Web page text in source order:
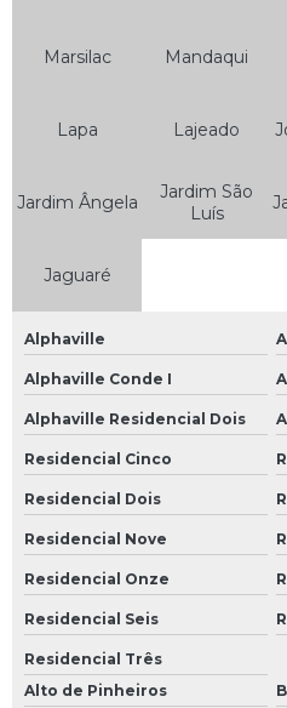
Bateria Moto 150
Bateria Moto 6 Amperes
Bateria Moto 6ah
Bateria Moto Heliar
Bateria Moura de Moto
Bateria Moura para Moto
Bateria para Moto
Bateria para Moto Moura
Baterias Moura
Bateria de Carro Moura
Bateria Estacionária Moura
Marsilac Mandaqui
Lapa Lajeado
Jardim Ângela
Jardim São
Luís
Jaguaré
Alphaville
Alphaville Conde I
Alphaville Residencial Dois
Residencial Cinco
Residencial Dois
Residencial Nove
Residencial Onze
Residencial Seis
Residencial Três
Alto de Pinheiros